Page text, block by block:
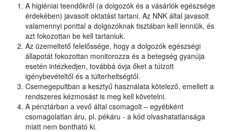
A higiéniai teendőkről (a dolgozók és a vásárlók egészsége
érdekében) javasolt oktatást tartani. Az NNK által javasolt
valamennyi ponttal a dolgozóknak tisztában kell lenniük, és
azt fokozottan be kell tartaniuk.
Az üzemeltető felelőssége, hogy a dolgozók egészségi
állapotát fokozottan monitorozza és a betegség gyanúja
esetén intézkedjen, továbbá óvja őket a túlzott
igénybevételtől és a túlterheltségtől.
Csemegepultban a kesztyű használata kötelező, emellett a
rendszeres kézmosást is meg kell követelni.
A pénztárban a vevő által csomagolt – egyébként
csomagolatlan áru, pl. pékáru - a kód olvashatatlansága
miatt nem bontható ki.